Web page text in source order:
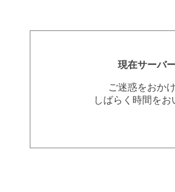
現在サーバ
ご迷惑をおか
しばらく時間を